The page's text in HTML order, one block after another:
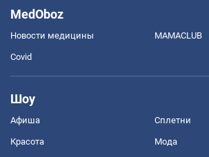
MedOboz
Новости медицины MAMACLUB
Covid
Шоу
Афиша Сплетни
Красота Мода